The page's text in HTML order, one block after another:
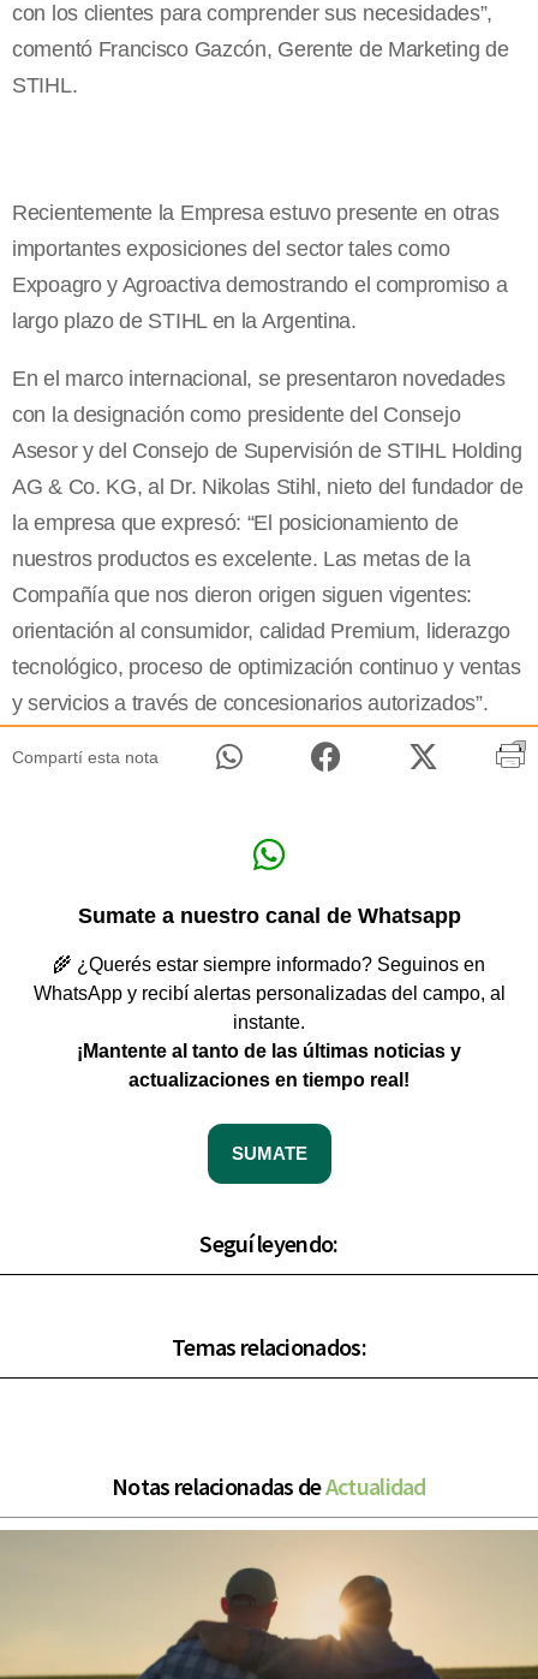
con los clientes para comprender sus necesidades”,
comentó Francisco Gazcón, Gerente de Marketing de
STIHL.
Recientemente la Empresa estuvo presente en otras
importantes exposiciones del sector tales como
Expoagro y Agroactiva demostrando el compromiso a
largo plazo de STIHL en la Argentina.
En el marco internacional, se presentaron novedades
con la designación como presidente del Consejo
Asesor y del Consejo de Supervisión de STIHL Holding
AG & Co. KG, al Dr. Nikolas Stihl, nieto del fundador de
la empresa que expresó: “El posicionamiento de
nuestros productos es excelente. Las metas de la
Compañía que nos dieron origen siguen vigentes:
orientación al consumidor, calidad Premium, liderazgo
tecnológico, proceso de optimización continuo y ventas
y servicios a través de concesionarios autorizados”.
Compartí esta nota
Sumate a nuestro canal de Whatsapp
🌾 ¿Querés estar siempre informado? Seguinos en
WhatsApp y recibí alertas personalizadas del campo, al
instante.
¡Mantente al tanto de las últimas noticias y
actualizaciones en tiempo real!
SUMATE
Seguí leyendo:
Temas relacionados:
Notas relacionadas deActualidad